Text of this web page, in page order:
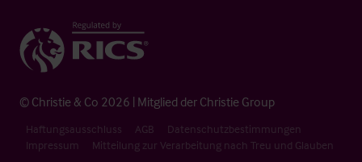
© Christie & Co 2026 | Mitglied der Christie Group
Haftungsausschluss AGB
Datenschutzbestimmungen
Impressum
Mitteilung zur Verarbeitung nach Treu und Glauben